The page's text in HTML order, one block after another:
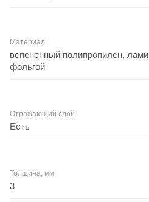
Материал
вспененный полипропилен,
фольгой
Отражающий слой
Есть
Толщина, мм
3